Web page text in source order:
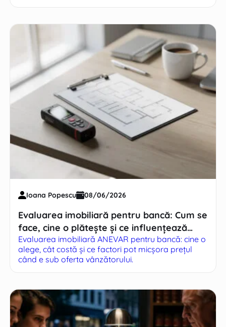
Ioana Popescu 08/06/2026
Evaluarea imobiliară pentru bancă: Cum se
face, cine o plătește și ce influențează
prețul
Evaluarea imobiliară ANEVAR pentru bancă: cine o
alege, cât costă și ce factori pot micșora prețul
când e sub oferta vânzătorului.